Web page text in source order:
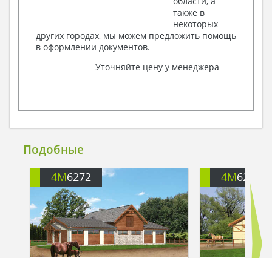
также в
некоторых
других городах, мы можем предложить помощь
в оформлении документов.
Уточняйте цену у менеджера
Подобные
4M6272 4M6273